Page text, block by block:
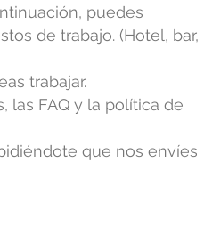
puedes
de trabajo. (Hotel, bar,
trabajar.
las FAQ y la política de
que nos envíes